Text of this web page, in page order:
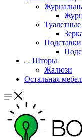
Подставки
Шторы
Жалюзи
Остальная